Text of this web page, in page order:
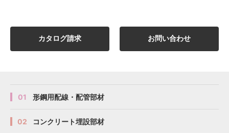
カタログ請求 お問い合わせ
01 形鋼用配線・配管部材
02 コンクリート埋設部材